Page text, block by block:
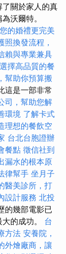
關於家人的真
沃爾特。
的婚禮更完美
照換發流程，
賴與專業兼具
選擇高品質的餐
幫助你預算搬
這是一部非常
司，幫助您解
環境 了解卡式
理想的餐飲空
台北台胞證辦
餐點 徵信社到
漏水的根本原
律幫手 坐月子
醫美診所，打
設計服務 北投
的幾部電影已
的成功。 台
方法 安養院，
外燴廠商，讓